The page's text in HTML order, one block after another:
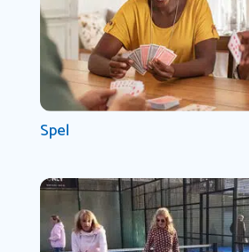
Spel